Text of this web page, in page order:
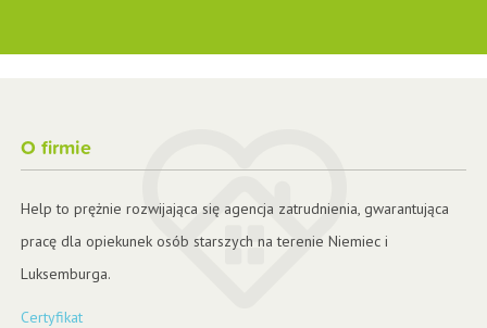
O firmie
Help to prężnie rozwijająca się agencja zatrudnienia, gwarantująca
pracę dla opiekunek osób starszych na terenie Niemiec i
Luksemburga.
Certyfikat